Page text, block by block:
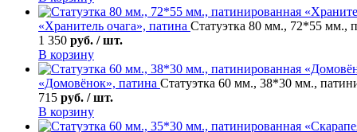
«Хранитель очага», патина Статуэтка 80 мм., 72*55 мм.,
1 350 руб. / шт.
В корзину
«Домовёнок», патина Статуэтка 60 мм., 38*30 мм.,
715 руб. / шт.
В корзину